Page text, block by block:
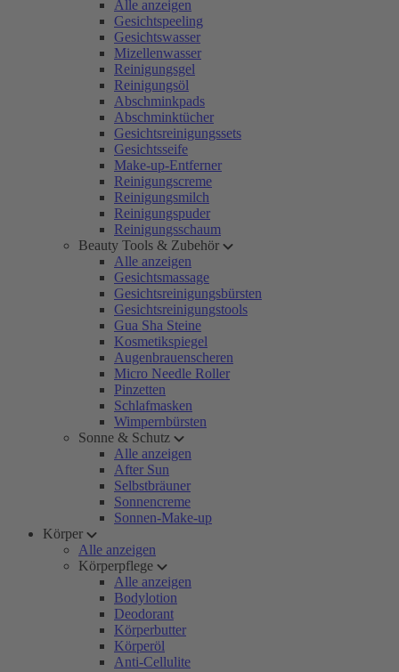
Alle anzeigen
Gesichtspeeling
Gesichtswasser
Mizellenwasser
Reinigungsgel
Reinigungsöl
Abschminkpads
Abschminktücher
Gesichtsreinigungssets
Gesichtsseife
Make-up-Entferner
Reinigungscreme
Reinigungsmilch
Reinigungspuder
Reinigungsschaum
Beauty Tools & Zubehör
Alle anzeigen
Gesichtsmassage
Gesichtsreinigungsbürsten
Gesichtsreinigungstools
Gua Sha Steine
Kosmetikspiegel
Augenbrauenscheren
Micro Needle Roller
Pinzetten
Schlafmasken
Wimpernbürsten
Sonne & Schutz
Alle anzeigen
After Sun
Selbstbräuner
Sonnencreme
Sonnen-Make-up
Körper
Alle anzeigen
Körperpflege
Alle anzeigen
Bodylotion
Deodorant
Körperbutter
Körperöl
Anti-Cellulite